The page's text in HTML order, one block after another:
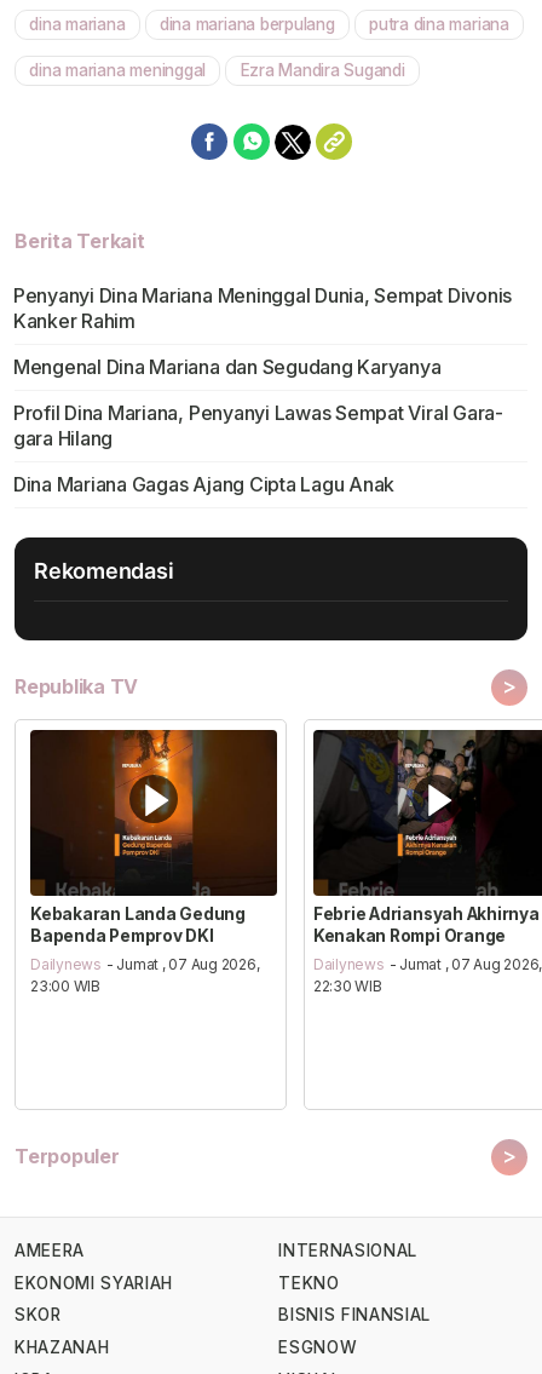
Mute
dina mariana dina mariana berpulang putra dina mariana
dina mariana meninggal Ezra Mandira Sugandi
Berita Terkait
Penyanyi Dina Mariana Meninggal Dunia, Sempat Divonis
Kanker Rahim
Mengenal Dina Mariana dan Segudang Karyanya
Profil Dina Mariana, Penyanyi Lawas Sempat Viral Gara-
gara Hilang
Dina Mariana Gagas Ajang Cipta Lagu Anak
Rekomendasi
Republika TV >
Kebakaran Landa Gedung
Bapenda Pemprov DKI
Dailynews - Jumat , 07 Aug 2026,
23:00 WIB
Febrie Adriansyah Akhirnya
Kenakan Rompi Orange
Dailynews - Jumat , 07 Aug 2026,
22:30 WIB
Terpopuler >
AMEERA
EKONOMI SYARIAH
SKOR
KHAZANAH
INTERNASIONAL
TEKNO
BISNIS FINANSIAL
ESGNOW